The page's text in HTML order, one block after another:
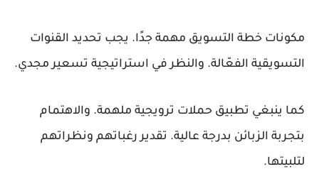
مكونات خطة التسويق مهمة جدًا. يجب تحديد القنوات
التسويقية الفعّالة. والنظر في استراتيجية تسعير مجدي.
كما ينبغي تطبيق حملات ترويجية ملهمة. والاهتمام
بتجربة الزبائن بدرجة عالية. تقدير رغباتهم ونظراتهم
لتلبيتها.